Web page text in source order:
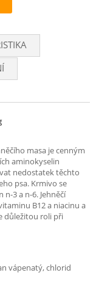
masa je cenným
aminokyselin
nedostatek těchto
psa. Krmivo se
3 a n-6. Jehněčí
B12 a niacinu a
důležitou roli při
vápenatý, chlorid